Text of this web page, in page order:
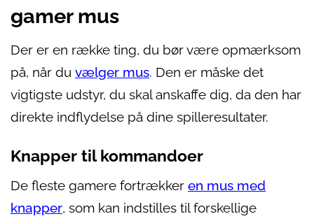
gamer mus
Der er en række ting, du bør være opmærksom
på, når du vælger mus. Den er måske det
vigtigste udstyr, du skal anskaffe dig, da den har
direkte indflydelse på dine spilleresultater.
Knapper til kommandoer
De fleste gamere fortrækker en mus med
knapper, som kan indstilles til forskellige